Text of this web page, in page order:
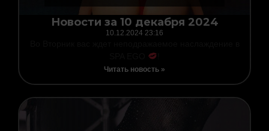
Новости за 10 декабря 2024
10.12.2024 23:16
Читать новость »